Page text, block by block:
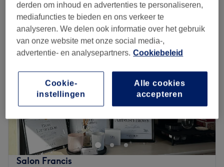
2 salons met:wimperlifting in Westerkwartier, Provincie Groningen
Salon Francis
derden om inhoud en advertenties te personaliseren,
mediafuncties te bieden en ons verkeer te
analyseren. We delen ook informatie over het gebruik
van onze website met onze social media-,
advertentie- en analysepartners. Cookiebeleid
Alle cookies
accepteren
Cookie-
instellingen